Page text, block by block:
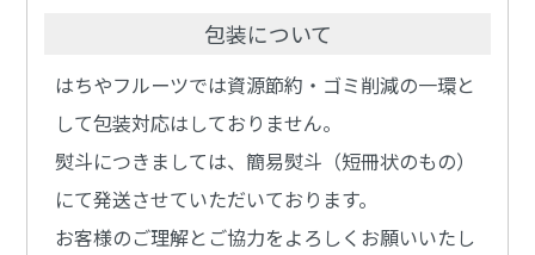
包装について
はちやフルーツでは資源節約・ゴミ削減の一環と
して包装対応はしておりません。
熨斗につきましては、簡易熨斗（短冊状のもの）
にて発送させていただいております。
お客様のご理解とご協力をよろしくお願いいたし